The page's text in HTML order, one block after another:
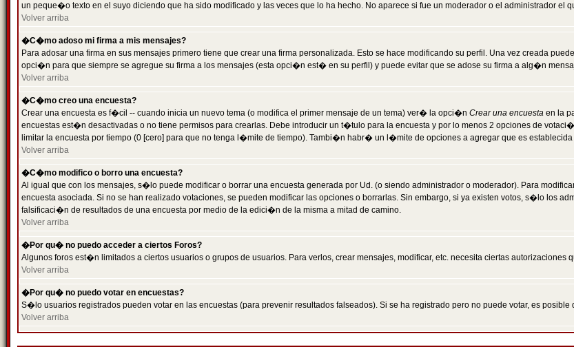
un peque�o texto en el suyo diciendo que ha sido modificado y las veces que lo ha hecho. No aparece si fue un moderador o el administrador
Volver arriba
�C�mo adoso mi firma a mis mensajes?
Para adosar una firma en sus mensajes primero tiene que crear una firma personalizada. Esto se hace modificando su perfil. Una vez creada
opci�n para que siempre se agregue su firma a los mensajes (esta opci�n est� en su perfil) y puede evitar que se adose su firma a alg�n
Volver arriba
�C�mo creo una encuesta?
Crear una encuesta es f�cil -- cuando inicia un nuevo tema (o modifica el primer mensaje de un tema) ver� la opci�n Crear una encuesta en la
encuestas est�n desactivadas o no tiene permisos para crearlas. Debe introducir un t�tulo para la encuesta y por lo menos 2 opciones de
limitar la encuesta por tiempo (0 [cero] para que no tenga l�mite de tiempo). Tambi�n habr� un l�mite de opciones a agregar que es
Volver arriba
�C�mo modifico o borro una encuesta?
Al igual que con los mensajes, s�lo puede modificar o borrar una encuesta generada por Ud. (o siendo administrador o moderador). Para
encuesta asociada. Si no se han realizado votaciones, se pueden modificar las opciones o borrarlas. Sin embargo, si ya existen votos, s�lo los
falsificaci�n de resultados de una encuesta por medio de la edici�n de la misma a mitad de camino.
Volver arriba
�Por qu� no puedo acceder a ciertos Foros?
Algunos foros est�n limitados a ciertos usuarios o grupos de usuarios. Para verlos, crear mensajes, modificar, etc. necesita ciertas
Volver arriba
�Por qu� no puedo votar en encuestas?
S�lo usuarios registrados pueden votar en las encuestas (para prevenir resultados falseados). Si se ha registrado pero no puede votar, es
Volver arriba